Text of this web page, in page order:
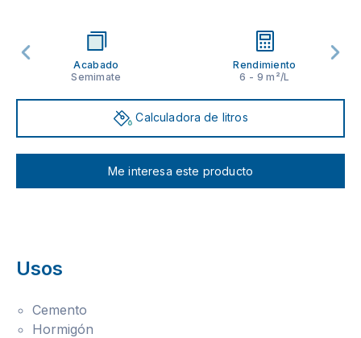
Acabado
Semimate
Rendimiento
6 - 9 m²/L
Calculadora de litros
Me interesa este producto
Usos
Cemento
Hormigón